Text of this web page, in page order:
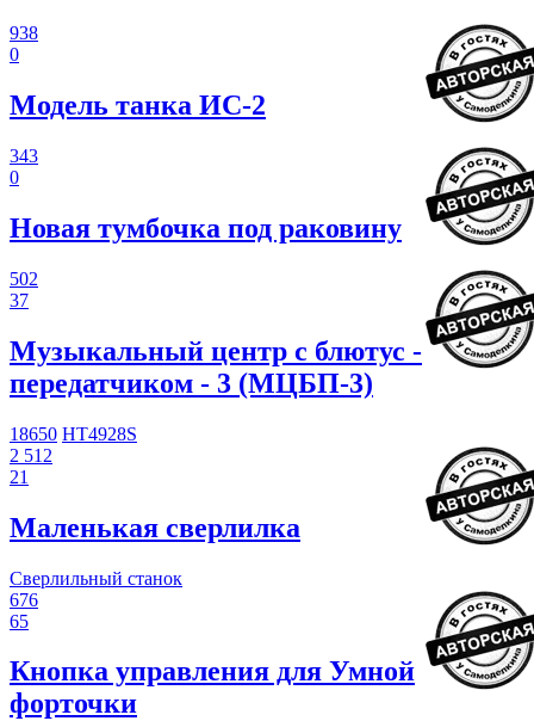
938
0
Модель танка ИС-2
343
0
Новая тумбочка под раковину
502
37
Музыкальный центр с блютус -
передатчиком - 3 (МЦБП-3)
18650 HT4928S
2 512
21
Маленькая сверлилка
Сверлильный станок
676
65
Кнопка управления для Умной
форточки